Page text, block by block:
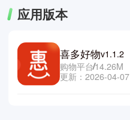
应用版本
喜多好物v1.1.2
购物平台14.26M
更新：2026-04-07